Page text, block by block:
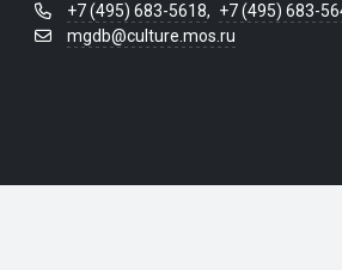
+7 (495) 683-5618, +7 (495) 683-
mgdb@culture.mos.ru